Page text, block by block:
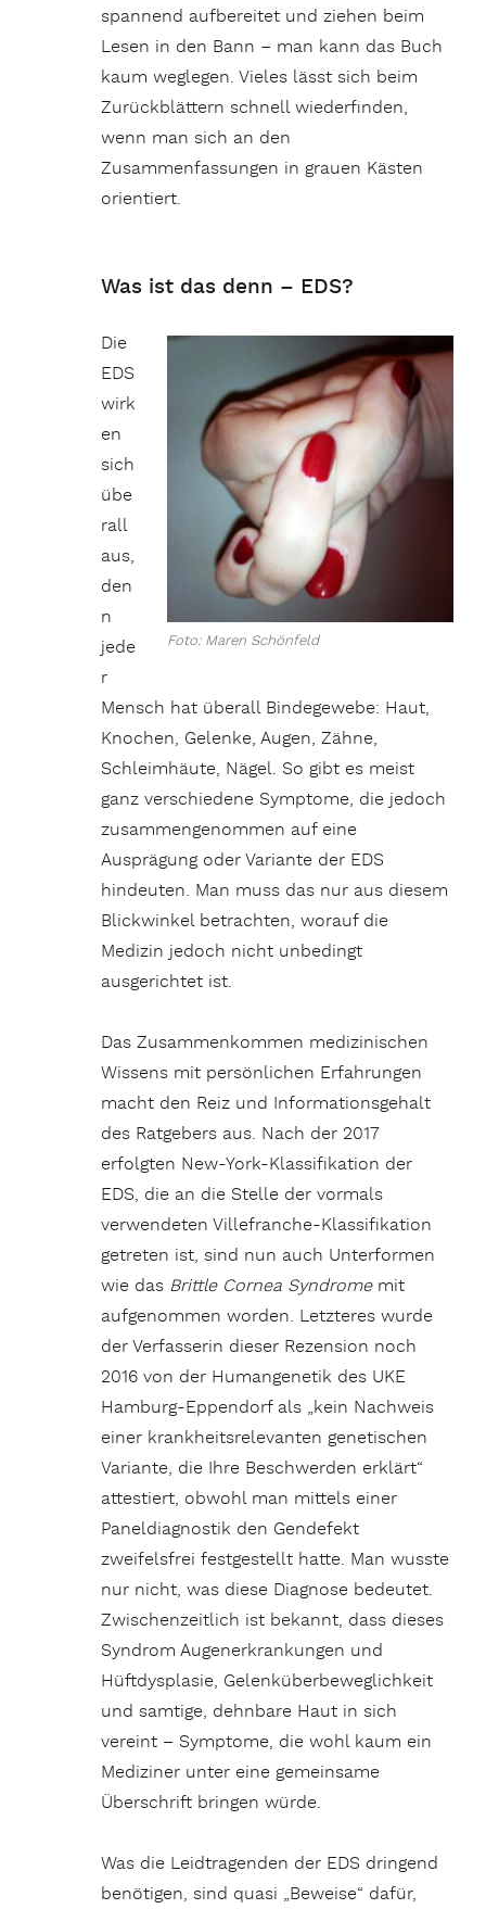
spannend aufbereitet und ziehen beim
Lesen in den Bann – man kann das Buch
kaum weglegen. Vieles lässt sich beim
Zurückblättern schnell wiederfinden,
wenn man sich an den
Zusammenfassungen in grauen Kästen
orientiert.
Was ist das denn – EDS?
Foto: Maren Schönfeld
Die
EDS
wirk
en
sich
übe
rall
aus,
den
n
jede
r
Mensch hat überall Bindegewebe: Haut,
Knochen, Gelenke, Augen, Zähne,
Schleimhäute, Nägel. So gibt es meist
ganz verschiedene Symptome, die jedoch
zusammengenommen auf eine
Ausprägung oder Variante der EDS
hindeuten. Man muss das nur aus diesem
Blickwinkel betrachten, worauf die
Medizin jedoch nicht unbedingt
ausgerichtet ist.
Das Zusammenkommen medizinischen
Wissens mit persönlichen Erfahrungen
macht den Reiz und Informationsgehalt
des Ratgebers aus. Nach der 2017
erfolgten New-York-Klassifikation der
EDS, die an die Stelle der vormals
verwendeten Villefranche-Klassifikation
getreten ist, sind nun auch Unterformen
wie das Brittle Cornea Syndromemit
aufgenommen worden. Letzteres wurde
der Verfasserin dieser Rezension noch
2016 von der Humangenetik des UKE
Hamburg-Eppendorf als „kein Nachweis
einer krankheitsrelevanten genetischen
Variante, die Ihre Beschwerden erklärt“
attestiert, obwohl man mittels einer
Paneldiagnostik den Gendefekt
zweifelsfrei festgestellt hatte. Man wusste
nur nicht, was diese Diagnose bedeutet.
Zwischenzeitlich ist bekannt, dass dieses
Syndrom Augenerkrankungen und
Hüftdysplasie, Gelenküberbeweglichkeit
und samtige, dehnbare Haut in sich
vereint – Symptome, die wohl kaum ein
Mediziner unter eine gemeinsame
Überschrift bringen würde.
Was die Leidtragenden der EDS dringend
benötigen, sind quasi „Beweise“ dafür,